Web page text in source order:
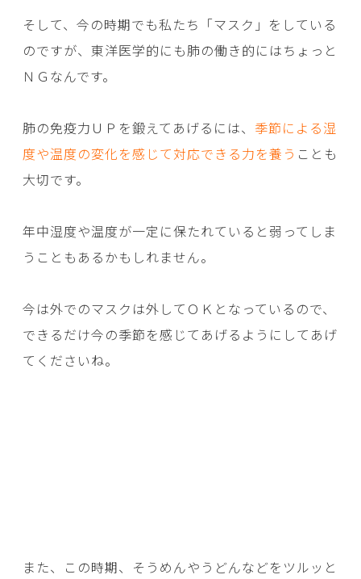
そして、今の時期でも私たち「マスク」をしている
のですが、東洋医学的にも肺の働き的にはちょっと
ＮＧなんです。
肺の免疫力ＵＰを鍛えてあげるには、 季節による湿
度や温度の変化を感じて対応できる力を養う ことも
大切です。
年中湿度や温度が一定に保たれていると弱ってしま
うこともあるかもしれません。
今は外でのマスクは外してＯＫとなっているので、
できるだけ今の季節を感じてあげるようにしてあげ
てくださいね。
また、この時期、そうめんやうどんなどをツルッと